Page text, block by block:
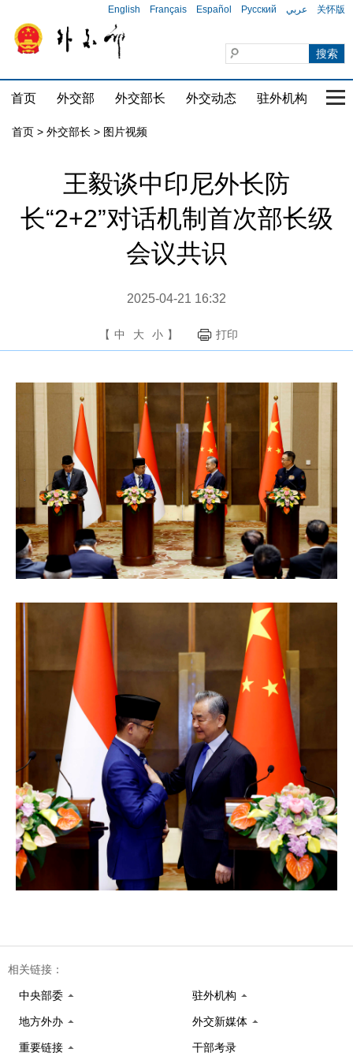
English Français Español Русский عربي 关怀版
首页 外交部 外交部长 外交动态 驻外机构 国
首页 > 外交部长 > 图片视频
王毅谈中印尼外长防
长“2+2”对话机制首次部长级
会议共识
2025-04-21 16:32
【 中 大 小 】 打印
相关链接：
中央部委 驻外机构
地方外办 外交新媒体
重要链接 干部考录